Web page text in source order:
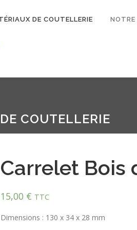
DE COUTELLERIE NOTRE
COUTELLERIE
Carrelet Bois
15,00 € TTC
Dimensions : 130 x 34 x 28 mm